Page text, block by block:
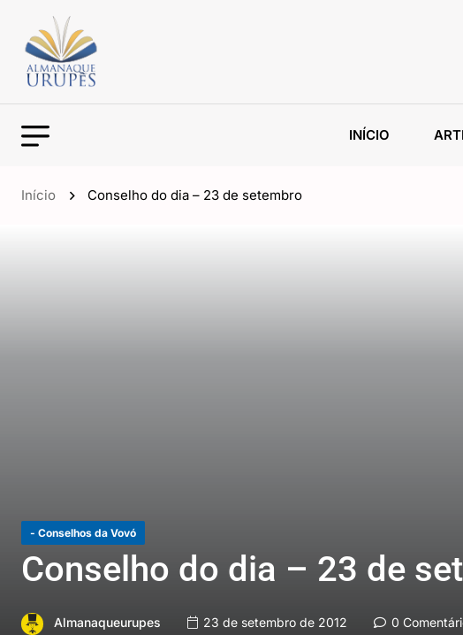
INÍCIO
Início Conselho do dia – 23 de setembro
- Conselhos da Vovó
Conselho do dia – 23 de
Almanaqueurupes 23 de setembro de 2012 0